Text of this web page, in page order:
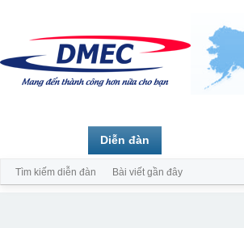
Diễn đàn
Tìm kiếm diễn đàn Bài viết gần đây